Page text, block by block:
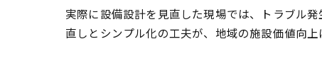
実際に設備設計を見直した現場では、トラブル
直しとシンプル化の工夫が、地域の施設価値向上